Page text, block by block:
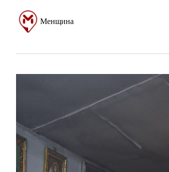
Менщина